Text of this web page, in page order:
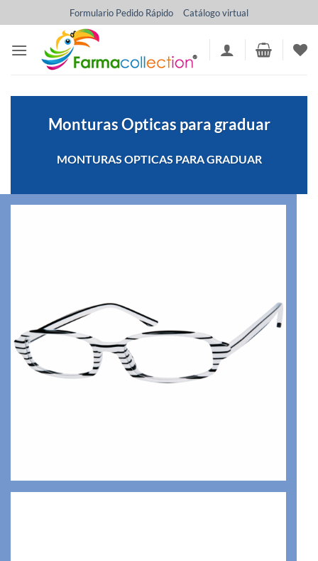
al
contenido
Formulario Pedido Rápido Catálogo virtual
Monturas Opticas para graduar
MONTURAS OPTICAS PARA GRADUAR
ACETATO